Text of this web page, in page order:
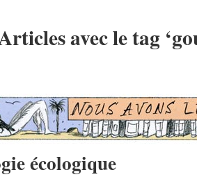
avec le tag
écologique